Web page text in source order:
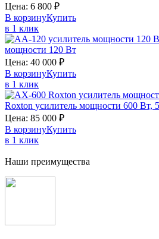
Цена: 6 800 ₽
В корзинуКупить
в 1 клик
мощности 120 Вт
Цена: 40 000 ₽
В корзинуКупить
в 1 клик
Roxton усилитель мощности 600 Вт,
Цена: 85 000 ₽
В корзинуКупить
в 1 клик
Наши преимущества